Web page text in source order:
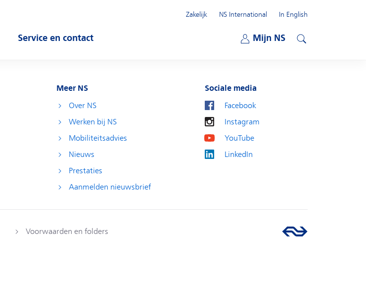
Service en contact
Mijn NS
Zakelijk
NS International
In English
Meer NS
Over NS
Werken bij NS
Mobiliteitsadvies
Nieuws
Prestaties
Aanmelden nieuwsbrief
Sociale media
Facebook
Instagram
YouTube
LinkedIn
Voorwaarden en folders